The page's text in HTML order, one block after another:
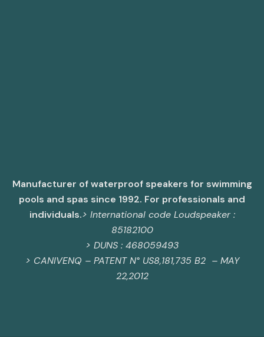
Manufacturer of waterproof speakers for swimming
pools and spas since 1992. For professionals and
individuals.> International code Loudspeaker :
85182100
> DUNS : 468059493
> CANIVENQ – PATENT N° US8,181,735 B2 – MAY
22,2012